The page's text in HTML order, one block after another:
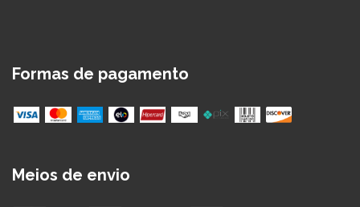
Formas de pagamento
Meios de envio